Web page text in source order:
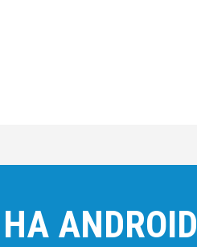
ANDROID